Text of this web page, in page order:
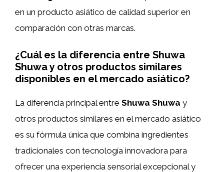
en un producto asiático de calidad superior en
comparación con otras marcas.
¿Cuál es la diferencia entre Shuwa
Shuwa y otros productos similares
disponibles en el mercado asiático?
La diferencia principal entre Shuwa Shuwa y
otros productos similares en el mercado asiático
es su fórmula única que combina ingredientes
tradicionales con tecnología innovadora para
ofrecer una experiencia sensorial excepcional y